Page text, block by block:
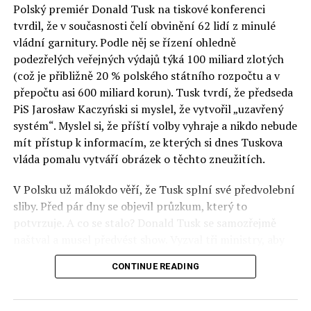
Otázky spojené s vývojem umělé inteligence budou na
fóru AI zvláště diskutovanou oblastí. Fórum AI bude
zahrnovat vyhrazenou tematickou trať skládající se z
panelů, prezentací, workshopů a speciálních akcí.
Budou diskutovány klíčové otázky vlivu umělé
inteligence ve společnosti, ale i v sektoru veřejných a
komerčních služeb. Budou se diskutovat problémy a
výzvy, kterým bude muset trh čelit tváří v tvář zásadním
technologickým změnám. Účastníci fóra také zváží, do
technologií umělé inteligence v mnoha oblastech života
umožní Evropské unii obnovit konkurenceschopnost ve
vztahu ke globálním ekonomikám a nutnosti zajistit
Polský premiér Donald Tusk na tiskové konferenci
tvrdil, že v současnosti čelí obvinění 62 lidí z minulé
vládní garnitury. Podle něj se řízení ohledně
podezřelých veřejných výdajů týká 100 miliard zlotých
(což je přibližně 20 % polského státního rozpočtu a v
přepočtu asi 600 miliard korun). Tusk tvrdí, že předseda
PiS Jarosław Kaczyński si myslel, že vytvořil „uzavřený
systém“. Myslel si, že příští volby vyhraje a nikdo nebude
mít přístup k informacím, ze kterých si dnes Tuskova
vláda pomalu vytváří obrázek o těchto zneužitích.
V Polsku už málokdo věří, že Tusk splní své předvolební
sliby. Před pár dny se objevil průzkum, který to
potvrzuje. A co se stalo? Donald Tusk se samozřejmě
před kamerami podepsali dohodu o stíhání členů PiS, a
ti poslušně ono divadlo předvedli. Andrzej Domański
CONTINUE READING